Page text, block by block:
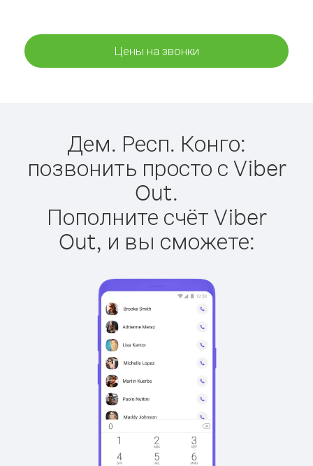
Цены на звонки
Дем. Респ. Конго:
позвонить просто с Viber
Out.
Пополните счёт Viber
Out, и вы сможете: